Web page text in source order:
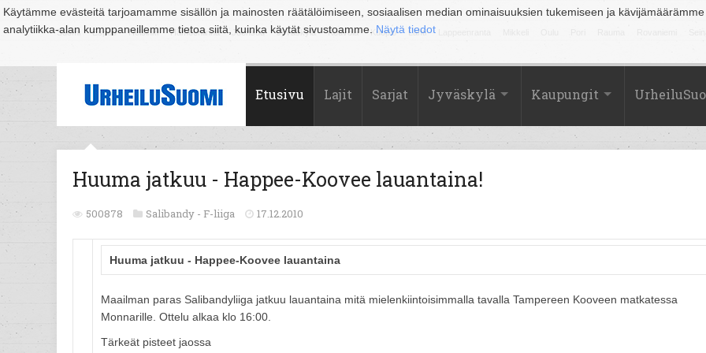
Käytämme evästeitä tarjoamamme sisällön ja mainosten räätälöimiseen, sosiaalisen median ominaisuuksien tukemiseen ja
analytiikka-alan kumppaneillemme tietoa siitä, kuinka käytät sivustoamme. Näytä tiedot
Suomi Espoo Helsinki Hämeenlinna Joensuu Jyväskylä Kouvola Kuopio Lahti
Etusivu Lajit Sarjat Jyväskylä Kaupungit
Huuma jatkuu - Happee-Koovee lauantaina!
500878 Salibandy - F-liiga 17.12.2010
Huuma jatkuu - Happee-Koovee lauantaina
Maailman paras Salibandyliiga jatkuu lauantaina mitä mielenkiintoisimmalla tavalla Tampereen Kooveen matkatessa
Monnarille. Ottelu alkaa klo 16:00.
Tärkeät pisteet jaossa